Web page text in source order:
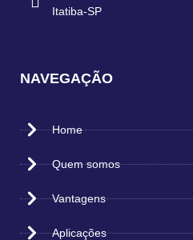
Itatiba-SP
NAVEGAÇÃO
Home
Quem somos
Vantagens
Aplicações